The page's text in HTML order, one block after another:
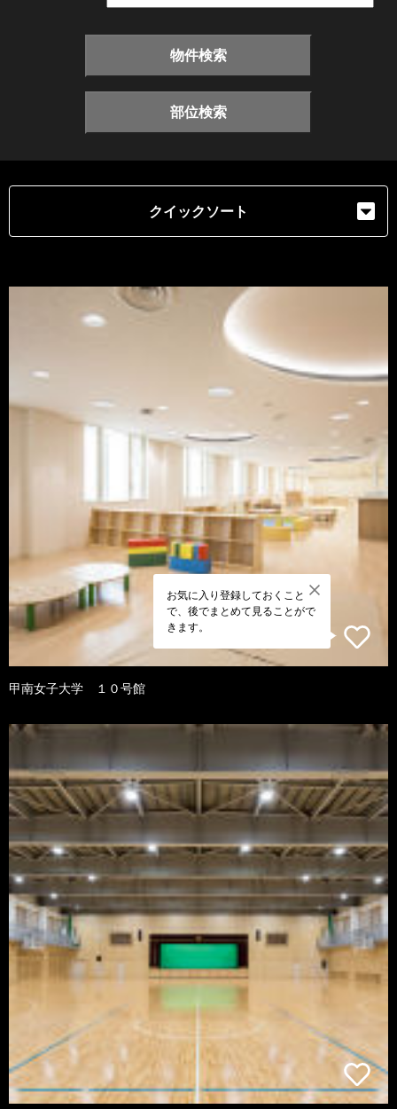
物件検索
部位検索
クイックソート
お気に入り登録しておくこと
で、後でまとめて見ることがで
きます。
甲南女子大学 １０号館